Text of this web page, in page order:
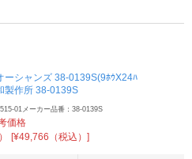
シャンズ 38-0139S(9ﾎｳX24ﾊ
製作所 38-0139S
01メーカー品番：38-0139S
価格
[¥49,766（税込）]